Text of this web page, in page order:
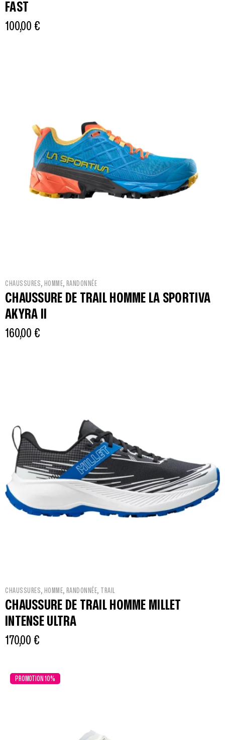
FAST
100,00 €
CHAUSSURES, HOMME, RANDONNÉE
CHAUSSURE DE TRAIL HOMME LA SPORTIVA
AKYRA II
160,00 €
CHAUSSURES, HOMME, RANDONNÉE, TRAIL
CHAUSSURE DE TRAIL HOMME MILLET
INTENSE ULTRA
170,00 €
PROMOTION 10%